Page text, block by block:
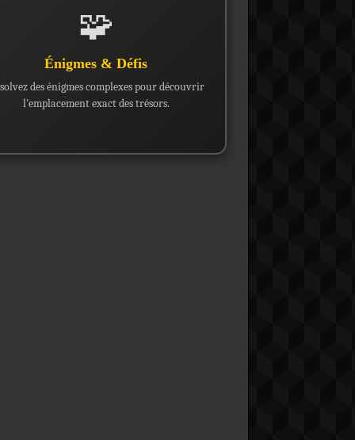
🧩
Énigmes & Défis
des énigmes complexes pour découvrir
l'emplacement exact des trésors.